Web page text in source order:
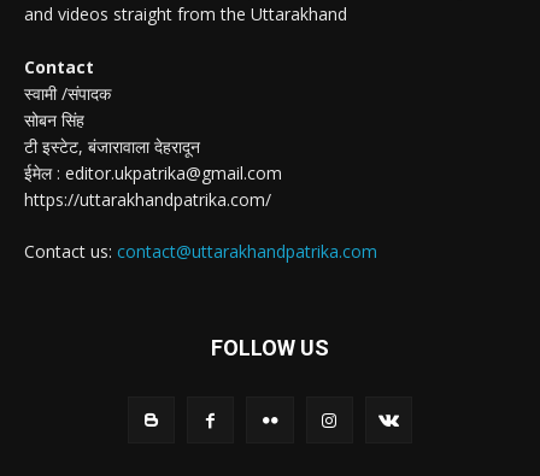
and videos straight from the Uttarakhand
Contact
स्वामी /संपादक
सोबन सिंह
टी इस्टेट, बंजारावाला देहरादून
ईमेल : editor.ukpatrika@gmail.com
https://uttarakhandpatrika.com/
Contact us: contact@uttarakhandpatrika.com
FOLLOW US